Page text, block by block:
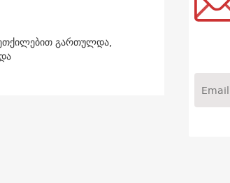
გართულდა,